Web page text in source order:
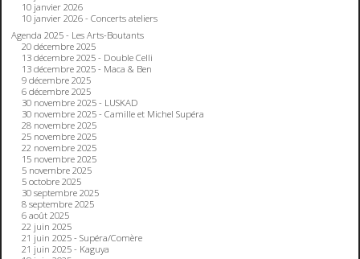
10 janvier 2026
10 janvier 2026 - Concerts ateliers
Agenda 2025 - Les Arts-Boutants
20 décembre 2025
13 décembre 2025 - Double Celli
13 décembre 2025 - Maca & Ben
9 décembre 2025
6 décembre 2025
30 novembre 2025 - LUSKAD
30 novembre 2025 - Camille et Michel Supéra
28 novembre 2025
25 novembre 2025
22 novembre 2025
15 novembre 2025
5 novembre 2025
5 octobre 2025
30 septembre 2025
8 septembre 2025
6 août 2025
22 juin 2025
21 juin 2025 - Supéra/Comère
21 juin 2025 - Kaguya